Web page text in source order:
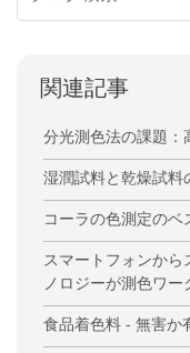
関連記事
分光測色法の課題：
湿潤試料と乾燥試料
コーラの色測定のベ
スマートフォンから
ノロジーが測色ワー
食品着色料 - 無害か